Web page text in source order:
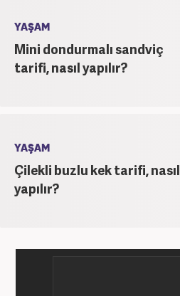
YAŞAM
Mini dondurmalı sandviç
tarifi, nasıl yapılır?
YAŞAM
Çilekli buzlu kek tarifi, nasıl
yapılır?